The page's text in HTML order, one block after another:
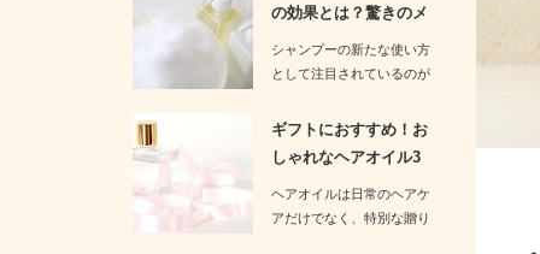
の効果とは？驚きのメ
リットを紹…
シャンプーの新たな使い方
として注目されているのが
たシ…
ギフトにおすすめ！お
しゃれなヘアオイル3
つを厳選紹…
ヘアオイルは日常のヘアケ
アだけでなく、特別な贈り